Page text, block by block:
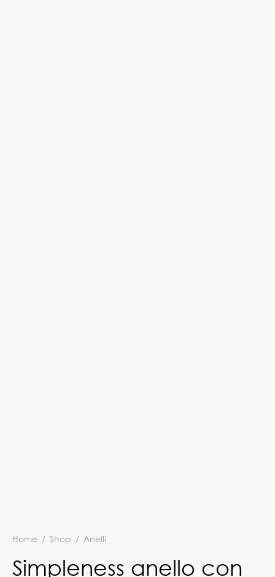
Home / Shop / Anelli
Simpleness anello con